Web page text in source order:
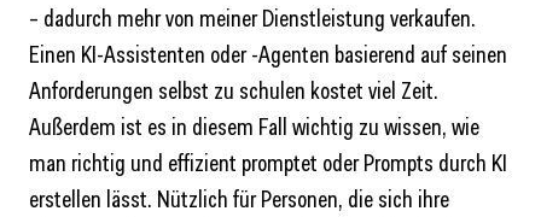
– dadurch mehr von meiner Dienstleistung verkaufen.
Einen KI-Assistenten oder -Agenten basierend auf seinen
Anforderungen selbst zu schulen kostet viel Zeit.
Außerdem ist es in diesem Fall wichtig zu wissen, wie
man richtig und effizient promptet oder Prompts durch KI
erstellen lässt. Nützlich für Personen, die sich ihre